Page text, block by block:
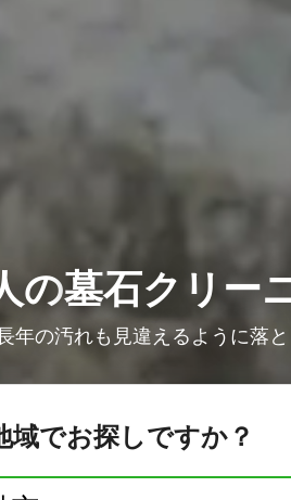
の墓石クリー
年の汚れも見違えるように落
域でお探しですか？